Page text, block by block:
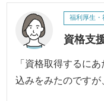
資格支
福利厚生・
「資格取得するに
込みをみたのですが